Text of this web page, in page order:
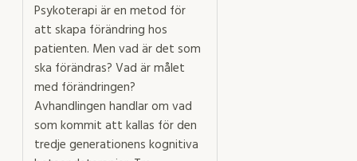
Psykoterapi är en metod för
att skapa förändring hos
patienten. Men vad är det som
ska förändras? Vad är målet
med förändringen?
Avhandlingen handlar om vad
som kommit att kallas för den
tredje generationens kognitiva